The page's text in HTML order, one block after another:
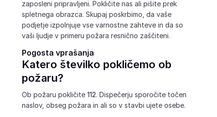
zaposleni pripravljeni. Pokličite nas ali pišite prek
spletnega obrazca. Skupaj poskrbimo, da vaše
podjetje izpolnjuje vse varnostne zahteve in da so
vaši ljudje v primeru požara resnično zaščiteni.
Pogosta vprašanja
Katero številko pokličemo ob
požaru?
Ob požaru pokličite 112. Dispečerju sporočite točen
naslov, obseg požara in ali so v stavbi ujete osebe.